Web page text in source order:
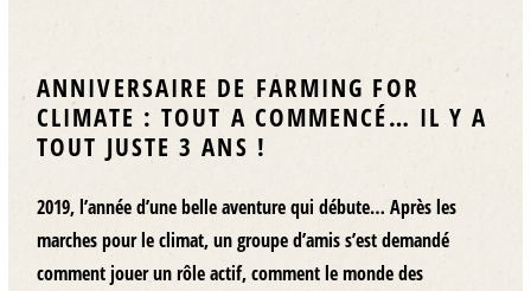
ANNIVERSAIRE DE FARMING FOR
CLIMATE : TOUT A COMMENCÉ… IL Y A
TOUT JUSTE 3 ANS !
2019, l’année d’une belle aventure qui débute… Après les
marches pour le climat, un groupe d’amis s’est demandé
comment jouer un rôle actif, comment le monde des